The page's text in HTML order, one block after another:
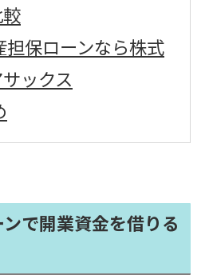
担保ローンなら株式
ックス
で開業資金を借りる